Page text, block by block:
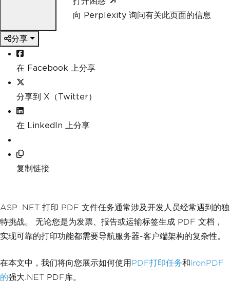
向 Perplexity 询问有关此页面的信息
分享
在 Facebook 上分享
分享到 X（Twitter）
在 LinkedIn 上分享
复制链接
ASP .NET 打印 PDF 文件任务通常涉及开发人员经常遇到的独
特挑战。 无论您是为发票、报告或运输标签生成 PDF 文档，
实现可靠的打印功能都需要导航服务器-客户端架构的复杂性。
在本文中，我们将向您展示如何使用 PDF打印任务和IronPDF
的强大.NET PDF库。